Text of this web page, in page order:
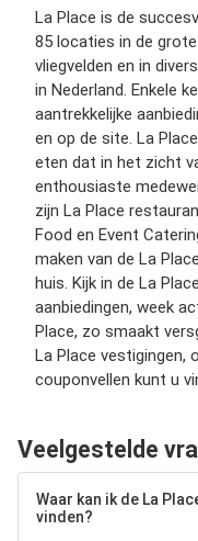
La Place is de
85 locaties in de
vliegvelden en in
in Nederland. Enkele
aantrekkelijke
en op de site. La
eten dat in het zicht
enthousiaste
zijn La Place
Food en Event
maken van de La
huis. Kijk in de La
aanbiedingen, week
Place, zo smaakt
La Place vestigingen,
couponvellen kunt u
Veelgestelde
Waar kan ik de La
vinden?